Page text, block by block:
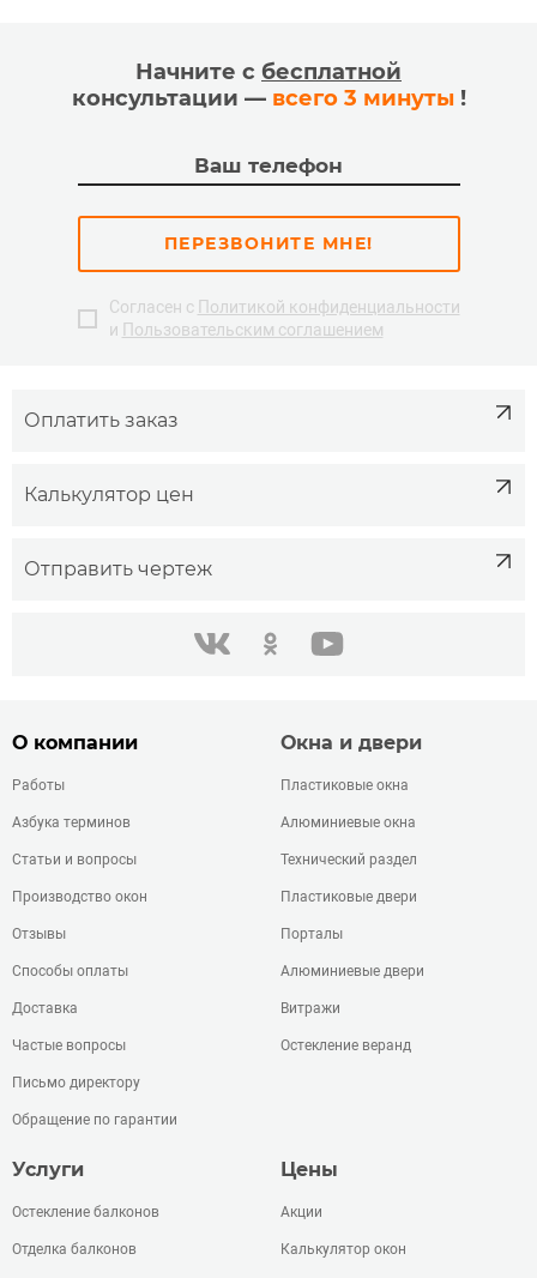
Начните с бесплатной
консультации — всего 3 минуты!
ПЕРЕЗВОНИТЕ МНЕ!
Согласен с Политикой конфиденциальности
и Пользовательским соглашением
Оплатить заказ
Калькулятор цен
Отправить чертеж
в контакте одноклассники youtube
О компании
Работы
Азбука терминов
Статьи и вопросы
Производство окон
Отзывы
Способы оплаты
Доставка
Частые вопросы
Письмо директору
Обращение по гарантии
Окна и двери
Пластиковые окна
Алюминиевые окна
Технический раздел
Пластиковые двери
Порталы
Алюминиевые двери
Витражи
Остекление веранд
Услуги
Остекление балконов
Отделка балконов
Цены
Акции
Калькулятор окон